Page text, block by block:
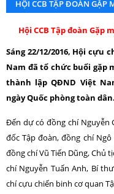
HỘI CCB TẬP ĐOÀN GẶP
Hội CCB Tập đoàn Gặp
Sáng 22/12/2016, Hội cựu
Nam đã tổ chức buổi gặp
thành lập QĐND Việt
ngày Quốc phòng toàn dân.
Đến dự có đồng chí Nguyễn
đốc Tập đoàn, đồng chí
đồng chí Vũ Tiến Dũng, Chủ
chí Nguyễn Tuấn Anh, Bí
chí cựu chiến binh cơ quan